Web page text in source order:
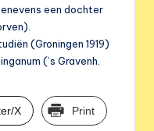
een dochter
(Groningen 1919)
(’s Gravenh.
X Print